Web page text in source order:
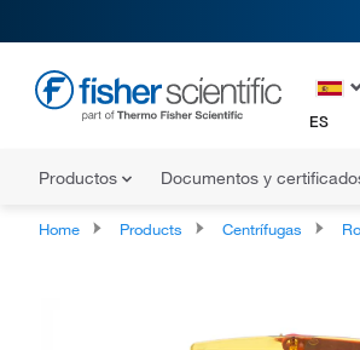
ES
Productos Documentos y
Home Products Centrífugas